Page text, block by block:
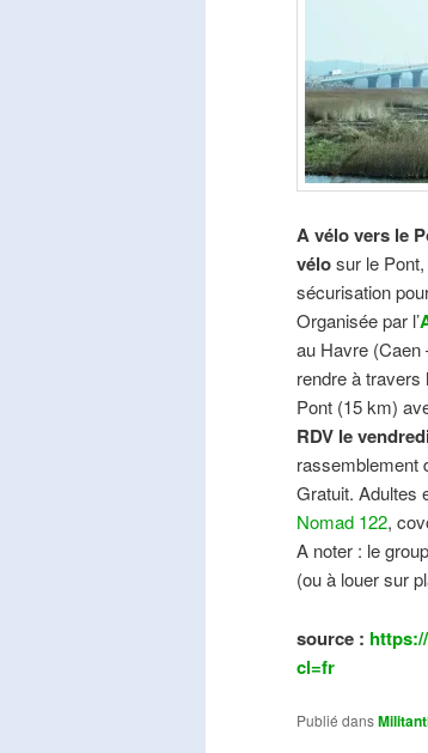
A vélo vers le
vélosur le
sécurisation
Organisée par l’
au Havre (Caen
rendre à travers
Pont (15 km)
RDV le
rassemblement
Gratuit. Adultes
Nomad 122,
A noter : le
(ou à louer sur
source :
cl=fr
Publié dans